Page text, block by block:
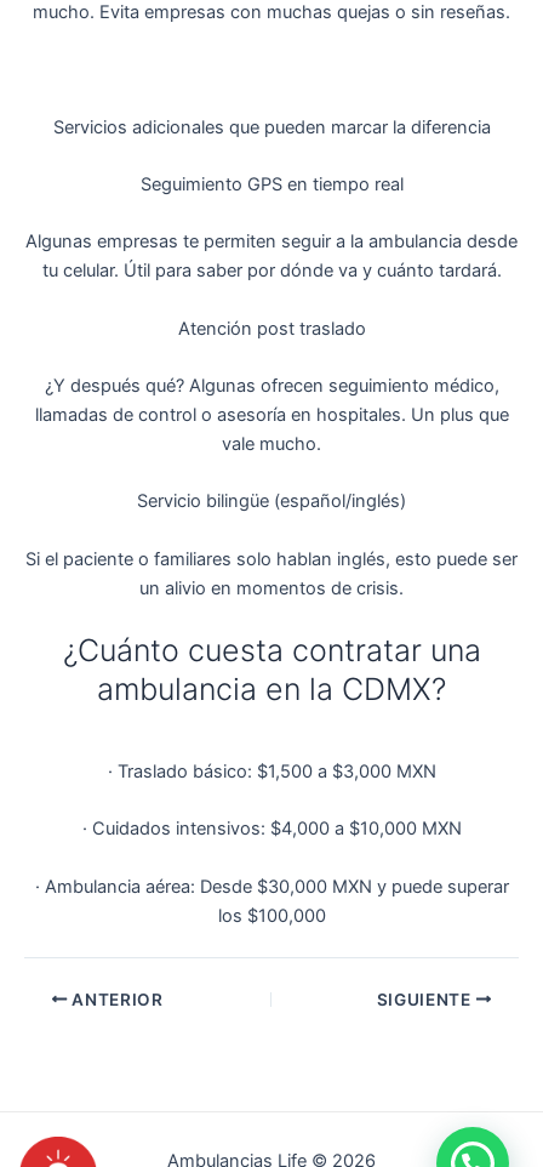
mucho. Evita empresas con muchas quejas o sin reseñas.
Servicios adicionales que pueden marcar la diferencia
Seguimiento GPS en tiempo real
Algunas empresas te permiten seguir a la ambulancia desde
tu celular. Útil para saber por dónde va y cuánto tardará.
Atención post traslado
¿Y después qué? Algunas ofrecen seguimiento médico,
llamadas de control o asesoría en hospitales. Un plus que
vale mucho.
Servicio bilingüe (español/inglés)
Si el paciente o familiares solo hablan inglés, esto puede ser
un alivio en momentos de crisis.
¿Cuánto cuesta contratar una
ambulancia en la CDMX?
· Traslado básico: $1,500 a $3,000 MXN
· Cuidados intensivos: $4,000 a $10,000 MXN
· Ambulancia aérea: Desde $30,000 MXN y puede superar
los $100,000
Navegación
ANTERIOR SIGUIENTE
Ambulancias Life © 2026